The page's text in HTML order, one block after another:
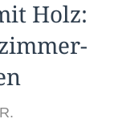
Holz: